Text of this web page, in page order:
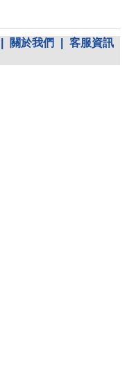
關於我們
客服資訊